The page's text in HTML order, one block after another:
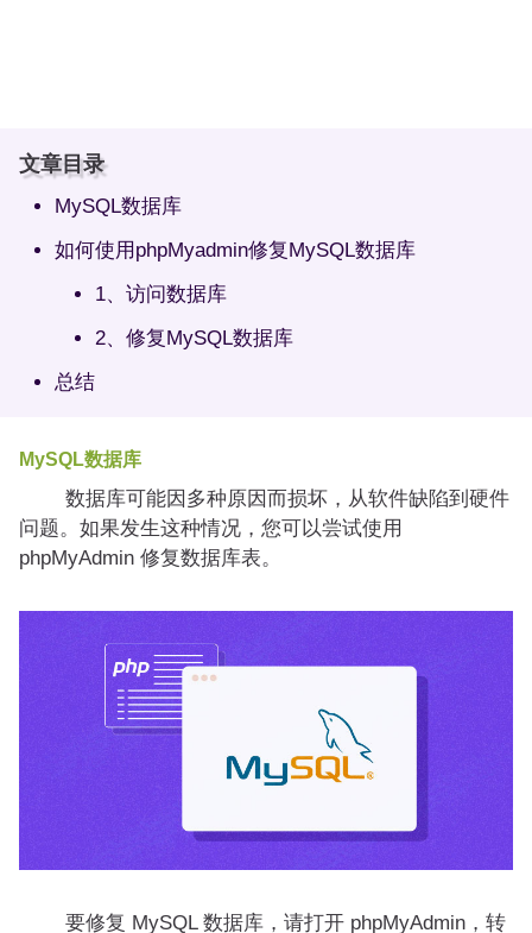
文章目录
MySQL数据库
如何使用phpMyadmin修复MySQL数据库
1、访问数据库
2、修复MySQL数据库
总结
MySQL数据库
数据库可能因多种原因而损坏，从软件缺陷到硬件
问题。如果发生这种情况，您可以尝试使用
phpMyAdmin 修复数据库表。
要修复 MySQL 数据库，请打开 phpMyAdmin，转